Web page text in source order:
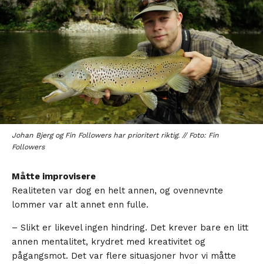
Johan Bjerg og Fin Followers har prioritert riktig. // Foto: Fin
Followers
Måtte improvisere
Realiteten var dog en helt annen, og ovennevnte
lommer var alt annet enn fulle.
– Slikt er likevel ingen hindring. Det krever bare en litt
annen mentalitet, krydret med kreativitet og
pågangsmot. Det var flere situasjoner hvor vi måtte